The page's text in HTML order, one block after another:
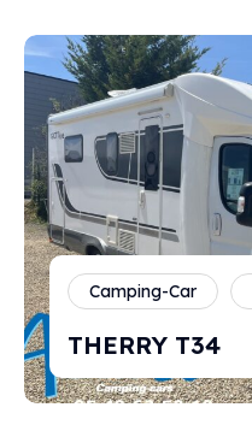
Camping-Car
THERRY T34